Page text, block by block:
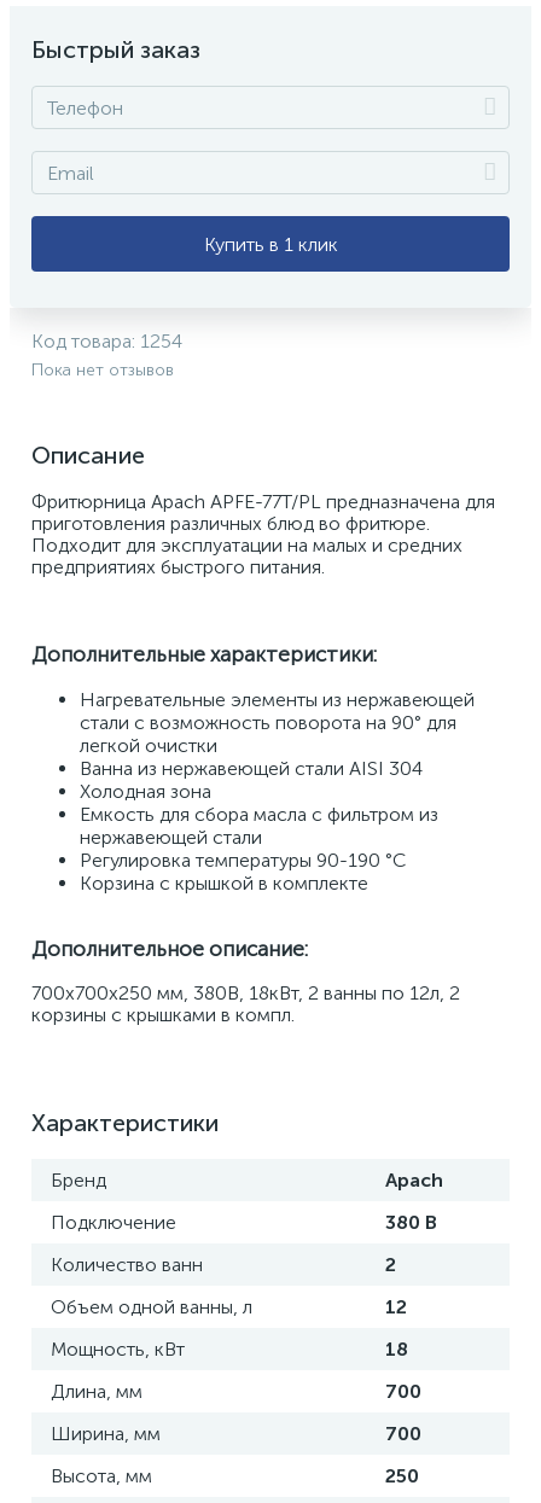
Быстрый заказ
Купить в 1 клик
Код товара: 1254
Пока нет отзывов
Описание
Фритюрница Apach APFE-77T/PL предназначена для
приготовления различных блюд во фритюре.
Подходит для эксплуатации на малых и средних
предприятиях быстрого питания.
Дополнительные характеристики:
Нагревательные элементы из нержавеющей
стали с возможность поворота на 90° для
легкой очистки
Ванна из нержавеющей стали AISI 304
Холодная зона
Емкость для сбора масла с фильтром из
нержавеющей стали
Регулировка температуры 90-190 °C
Корзина с крышкой в комплекте
Дополнительное описание:
700х700х250 мм, 380В, 18кВт, 2 ванны по 12л, 2
корзины с крышками в компл.
Характеристики
Бренд
Apach
Подключение
380 В
Количество ванн
2
Объем одной ванны, л
12
Мощность, кВт
18
Длина, мм
700
Ширина, мм
700
Высота, мм
250